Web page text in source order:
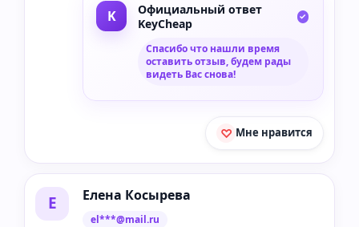
Официальный ответ
KeyCheap
Спасибо что нашли время
оставить отзыв, будем рады
видеть Вас снова!
Мне нравится
Е Елена Косырева
el***@mail.ru